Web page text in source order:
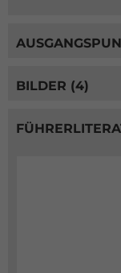
BILDER (4)